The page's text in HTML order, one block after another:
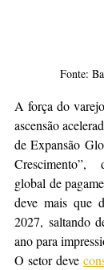
Fonte:
A força do
ascensão
de Expansão
Crescimento”,
global de
deve mais que
2027, saltando
ano para
O setor deve